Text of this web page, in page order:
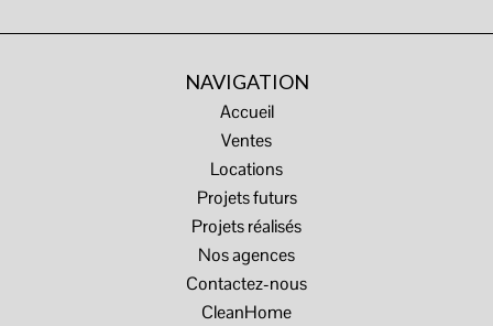
NAVIGATION
Accueil
Ventes
Locations
Projets futurs
Projets réalisés
Nos agences
Contactez-nous
CleanHome